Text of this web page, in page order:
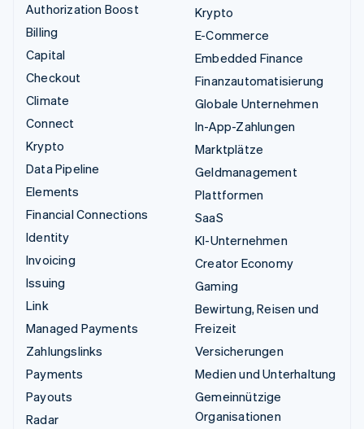
Authorization Boost
Billing
Capital
Checkout
Climate
Connect
Krypto
Data Pipeline
Elements
Financial Connections
Identity
Invoicing
Issuing
Link
Managed Payments
Zahlungslinks
Payments
Payouts
Radar
Krypto
E-Commerce
Embedded Finance
Finanzautomatisierung
Globale Unternehmen
In-App-Zahlungen
Marktplätze
Geldmanagement
Plattformen
SaaS
KI-Unternehmen
Creator Economy
Gaming
Bewirtung, Reisen und
Freizeit
Versicherungen
Medien und Unterhaltung
Gemeinnützige
Organisationen